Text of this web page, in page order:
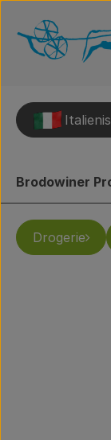
Brodowiner
Drogerie